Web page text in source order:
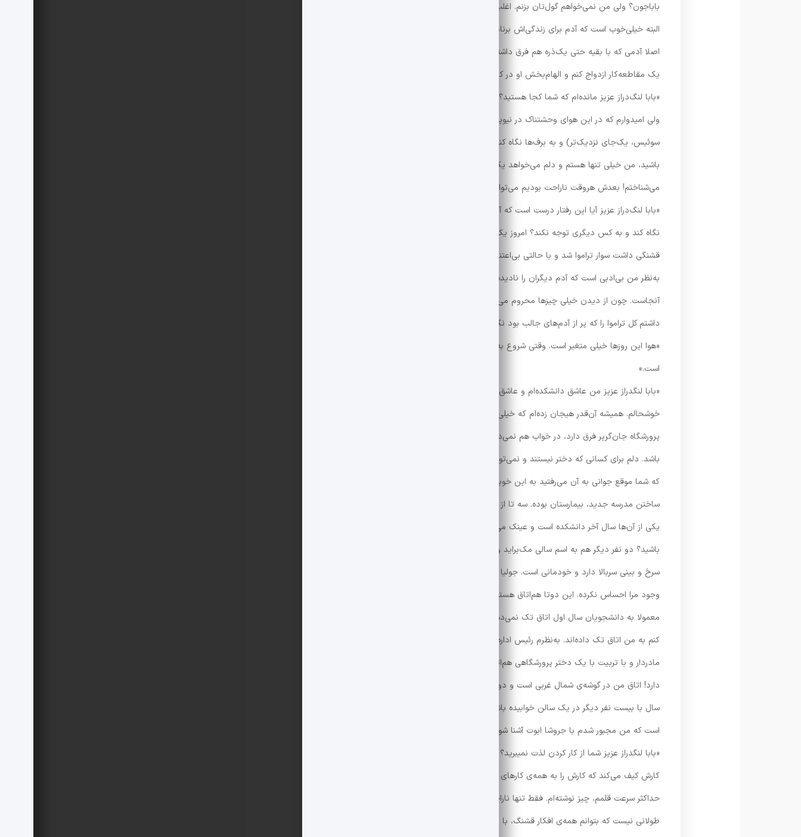
باباجون؟ ولی من نمی‌خواهم گول‌تان بزنم. اغلب احساس می‌کنم که من آدمی استثنایی نیستم.
البته خیلی‌خوب است که آدم برای زندگی‌اش برنامه داشته باشد ولی به احتمال نزدیک به یقین من
اصلا آدمی که با بقیه حتی یک‌ذره هم فرق داشته باشد نخواهم شد و آخر سر هم ممکن است با
یک مقاطعه‌کار ازدواج کنم و الهام‌بخش او در کارهایش باشم.»
«بابا لنگ‌دراز عزیز مانده‌ام که شما کجا هستید؟ هیچ‌وقت نمی‌فهمم شما کجای این دنیا هستید،
ولی امیدوارم که در این هوای وحشتناک در نیویورک نباشید بلکه در قله‌‍‌ی کوهی باشید (ولی نه در
سوئیس، یک‌جای نزدیک‌تر) و به برف‌ها نگاه کنید و در فکر من باشید. تو را خدا در فکر من
باشید، من خیلی تنها هستم و دلم می‌خواهد یک نفر به فکر من باشد. آه بابا، کاش شما را
می‌شناختم! بعدش هروقت ناراحت بودیم می‌توانستیم همدیگر را خوشحال کنیم.»
«بابا لنگ‌دراز عزیز آیا این رفتار درست است که آدم وقتی سوار تراموا می‌شود فقط صاف به جلو
نگاه کند و به کس دیگری توجه نکند؟ امروز یک خانم خیلی خوشگل که لباس مخمل خیلی
قشنگی داشت سوار تراموا شد و با حالتی بی‌اعتنا یک ربعی به آگهی بند شلوار در تراموا نگاه کرد.
به‌نظر من بی‌ادبی است که آدم دیگران را نادیده بگیرد، طوری که انگار خودش تنها فرد مهم
آنجاست. چون از دیدن خیلی چیزها محروم می‌شود. وقتی او محو نگاه کردن آن آگهی بود، من
داشتم کل تراموا را که پر از آدم‌های جالب بود نگاه می‌کردم.»
«هوا این روزها خیلی متغیر است. وقتی شروع به نوشتن کردم باران می‌بارید ولی الان هوا آفتابی
است.»
«بابا لنگ‎دراز عزیز من عاشق دانشکده‌ام و عاشق شما که مرا به دانشکده فرستادید. خیلی خیلی
خوشحالم. همیشه آن‌قدر هیجان زده‌ام که خیلی کم خوابم می‌برد. نمی‌دانید اینجا چقدر با
پرورشگاه جان‌گریر فرق دارد، در خواب هم نمی‌دیدم که توی دنیا همچین جایی وجود داشته
باشد. دلم برای کسانی که دختر نیستند و نمی‌توانند به اینجا بیایند می‌سوزد. مطمئنم دانشکده‌ای
که شما موقع جوانی به آن می‌رفتید به این خوبی نبوده. اتاق من توی یک برج است که قبل از
ساختن مدرسه جدید، بیمارستان بوده. سه تا از دخترهای دیگر هم در همین طبقه‌ی ما هستند.
یکی از آن‌ها سال آخر دانشکده است و عینک می‌زند و دائم به ما می‌گوید می‌شود کمی ساکت‌تر
باشید؟ دو نفر دیگر هم به اسم سالی مک‌براید و جولیا راتلج‌پندلتون سال اولی هستند. سالی موی
سرخ و بینی سربالا دارد و خودمانی است. جولیا از یک خانواده‌ی درجه یک نیویورک است و هنوز
وجود مرا احساس نکرده. این دوتا هم‌اتاق هستند و من و آن دانشجوی سال آخر اتاق تکی داریم.
معمولا به دانشجویان سال اول اتاق تک نمی‌دهند مگر خیلی کم، اما بدون اینکه حتی من تقاضا
کنم به من اتاق تک داده‌اند. به‌نظرم رئیس اداره‌ی آموزش فکر کرده درست نیست یک دختر پدر و
مادردار و با تربیت با یک دختر پرورشگاهی هم‌اتاق باشد. می‌بینید، گاهی یتیم بودن هم مزایایی
دارد! اتاق من در گوشه‌ی شمال غربی است و دو پنجره و یک چشم‌انداز دارد. وقتی آدم هجده
سال با بیست نفر دیگر در یک سالن خوابیده باشد، تنها بودن خیلی کیف دارد. این اولین‌باری
است که من مجبور شدم با جروشا ابوت آشنا شوم. فکر کنم دارد ازش خوشم می‌آید. شما چطور؟»
«بابا لنگ‎دراز عزیز شما از کار کردن لذت نمی‎برید؟ شاید هم اصلا کار نمی‌کنید. طبعاً وقتی آدم از
کارش کیف می‌کند که کارش را به همه‌ی کارهای دنیا ترجیح بدهد. در تمام تابستان هرروز با
حداکثر سرعت قلمم، چیز نوشته‌ام. فقط تنها ناراحتی من از دست دنیا این است که روزها آن‌قدر
طولانی نیست که بتوانم همه‌ی افکار قشنگ، با ارزش و سرگرم‌کننده‌ی خودم را روی کاغذ بیاورم.»